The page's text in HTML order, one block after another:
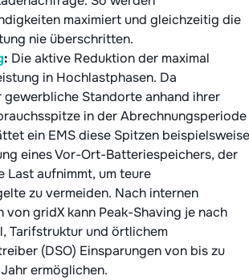
maximiert und gleichzeitig die
nie überschritten.
: Die aktive Reduktion der maximal
in Hochlastphasen. Da
Standorte anhand ihrer
in der Abrechnungsperiode
ein EMS diese Spitzen beispielsweise
eines Vor-Ort-Batteriespeichers, der
Last aufnimmt, um teure
zu vermeiden. Nach internen
von gridX kann Peak-Shaving je nach
Tarifstruktur und örtlichem
(DSO) Einsparungen von bis zu
ermöglichen.